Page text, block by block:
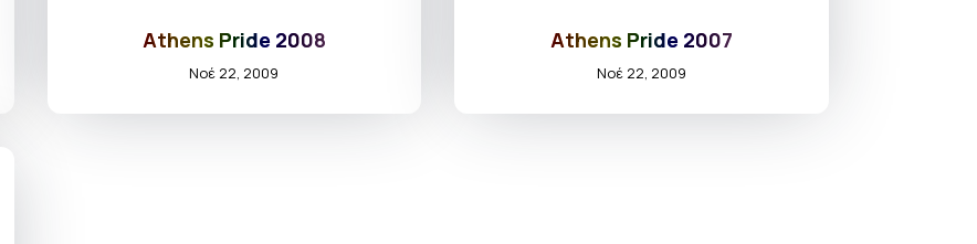
Athens Pride 2008
Νοέ 22, 2009
Athens Pride 2007
Νοέ 22, 2009